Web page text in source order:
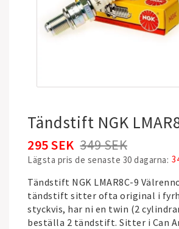
Tändstift NGK
349 SEK
295 SEK
Lägsta pris de senaste 30 dagarna
Tändstift NGK LMAR8C-9
tändstift sitter ofta original i
styckvis, har ni en twin (2
beställa 2 tändstift. Sitter i Can